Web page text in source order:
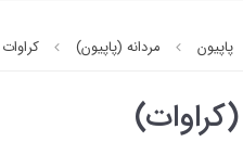
پاپیون مردانه (پاپیون) کراوات